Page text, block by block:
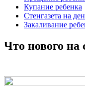
Купание ребенка
Стенгазета на
Закаливание
Что нового на